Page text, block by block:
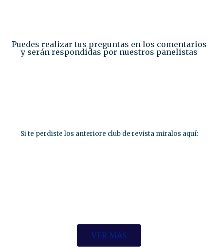
Puedes realizar tus preguntas en los comentarios
y serán respondidas por nuestros panelistas
Si te perdiste los anteriore club de revista miralos aquí:
VER MÁS